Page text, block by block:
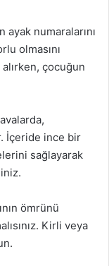
numaralarını
olmasını
alırken, çocuğun
İçeride ince bir
sağlayarak
ömrünü
Kirli veya